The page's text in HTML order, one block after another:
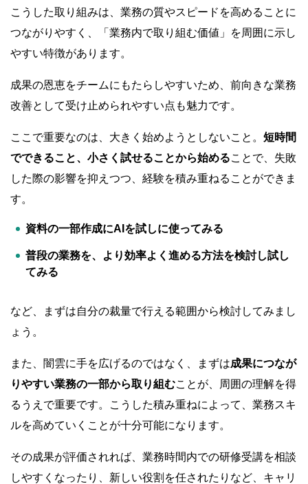
こうした取り組みは、業務の質やスピードを高めることに
つながりやすく、「業務内で取り組む価値」を周囲に示し
やすい特徴があります。
成果の恩恵をチームにもたらしやすいため、前向きな業務
改善として受け止められやすい点も魅力です。
ここで重要なのは、大きく始めようとしないこと。 短時間
でできること、小さく試せることから始めることで、失敗
した際の影響を抑えつつ、経験を積み重ねることができま
す。
資料の一部作成にAIを試しに使ってみる
普段の業務を、より効率よく進める方法を検討し試し
てみる
など、まずは自分の裁量で行える範囲から検討してみまし
ょう。
また、闇雲に手を広げるのではなく、まずは成果につなが
りやすい業務の一部から取り組むことが、周囲の理解を得
るうえで重要です。こうした積み重ねによって、業務スキ
ルを高めていくことが十分可能になります。
その成果が評価されれば、業務時間内での研修受講を相談
しやすくなったり、新しい役割を任されたりなど、キャリ